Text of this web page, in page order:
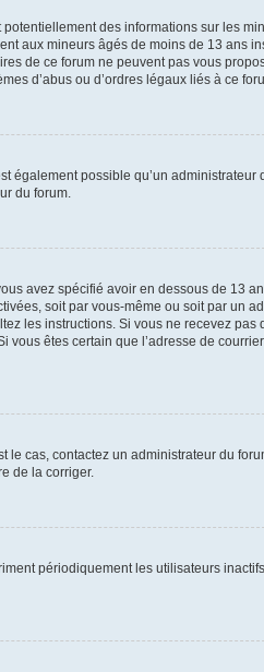
des informations sur les
aux mineurs âgés de moins de 13 ans
de ce forum ne peuvent pas vous
d’abus ou d’ordres légaux liés à ce
également possible qu’un administrateur
du forum.
avez spécifié avoir en dessous de 13
soit par vous-même ou soit par un
les instructions. Si vous ne recevez pas
êtes certain que l’adresse de
le cas, contactez un administrateur du
de la corriger.
périodiquement les utilisateurs